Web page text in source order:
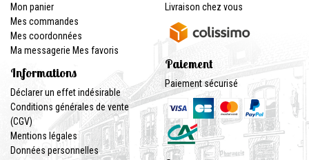
Mon panier
Mes commandes
Mes coordonnées
Ma messagerie Mes favoris
Informations
Déclarer un effet indésirable
Conditions générales de vente
(CGV)
Mentions légales
Données personnelles
Livraison chez vous
Paiement
Paiement sécurisé